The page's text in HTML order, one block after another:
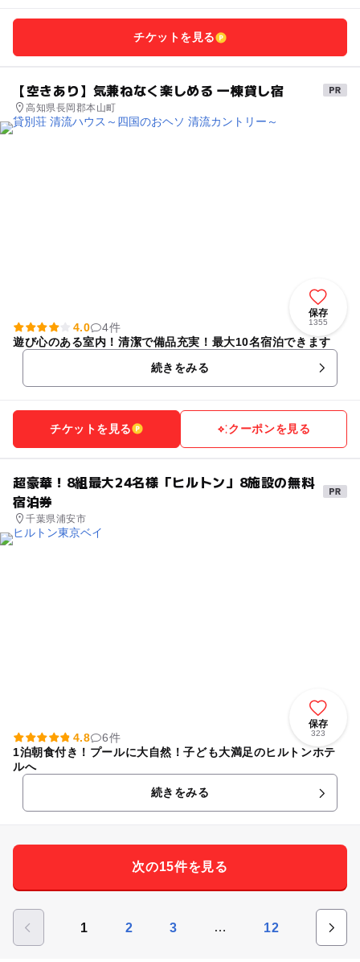
チケットを見る
【空きあり】気兼ねなく楽しめる 一棟貸し宿
高知県長岡郡本山町
保存
1355
4.0
4件
遊び心のある室内！清潔で備品充実！最大10名宿泊できます
続きをみる
チケットを見る クーポンを見る
超豪華！8組最大24名様「ヒルトン」8施設の無料
宿泊券
千葉県浦安市
保存
323
4.8
6件
1泊朝食付き！プールに大自然！子ども大満足のヒルトンホテ
ルへ
続きをみる
次の15件を見る
1 2 3 … 12